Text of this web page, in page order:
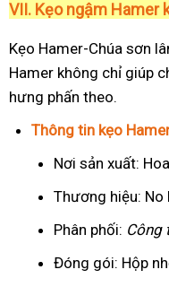
VII. Kẹo ngậm Hamer
Kẹo Hamer-Chúa sơn
Hamer không chỉ giúp
hưng phấn theo.
Thông tin kẹo
Nơi sản xuất:
Thương hiệu: No
Phân phối: Công
Đóng gói: Hộp